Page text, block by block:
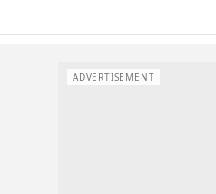
ADVERTISEMENT